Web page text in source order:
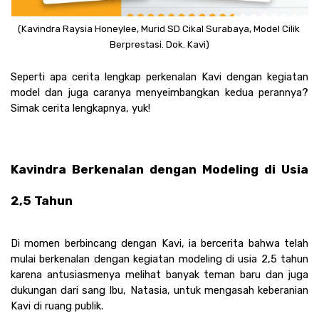
(Kavindra Raysia Honeylee, Murid SD Cikal Surabaya, Model Cilik
Berprestasi. Dok. Kavi)
Seperti apa cerita lengkap perkenalan Kavi dengan kegiatan
model dan juga caranya menyeimbangkan kedua perannya?
Simak cerita lengkapnya, yuk!
Kavindra Berkenalan dengan Modeling di Usia
2,5 Tahun
Di momen berbincang dengan Kavi, ia bercerita bahwa telah
mulai berkenalan dengan kegiatan modeling di usia 2,5 tahun
karena antusiasmenya melihat banyak teman baru dan juga
dukungan dari sang Ibu, Natasia, untuk mengasah keberanian
Kavi di ruang publik.